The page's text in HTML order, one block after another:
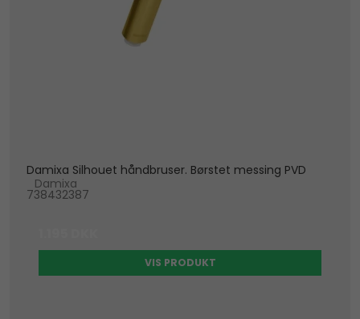
Damixa Silhouet håndbruser. Børstet messing PVD
Damixa
738432387
VIS PRODUKT